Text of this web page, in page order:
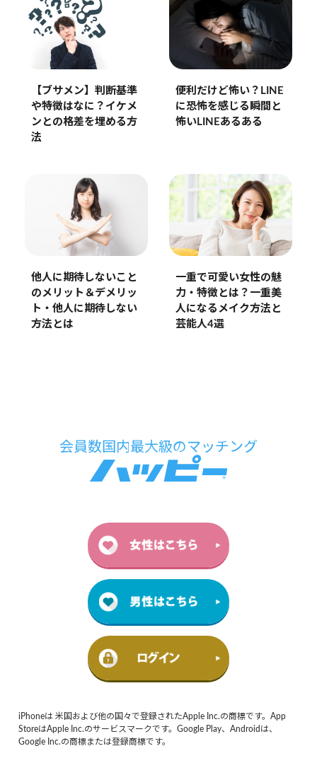
【ブサメン】判断基準
や特徴はなに？イケメ
ンとの格差を埋める方
法
便利だけど怖い？LINE
に恐怖を感じる瞬間と
怖いLINEあるある
他人に期待しないこと
のメリット＆デメリッ
ト・他人に期待しない
方法とは
一重で可愛い女性の魅
力・特徴とは？一重美
人になるメイク方法と
芸能人4選
iPhoneは 米国および他の国々で登録されたApple Inc.の商標です。App
StoreはApple Inc.のサービスマークです。Google Play、Androidは、
Google Inc.の商標または登録商標です。